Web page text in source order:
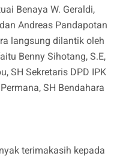
Benaya W. Geraldi,
Andreas Pandapotan
langsung dilantik oleh
Benny Sihotang, S.E,
SH Sekretaris DPD IPK
SH Bendahara
terimakasih kepada